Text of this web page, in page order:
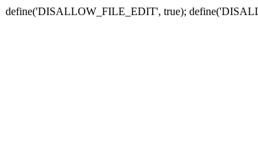
define('DISALLOW_FILE_EDIT', true);